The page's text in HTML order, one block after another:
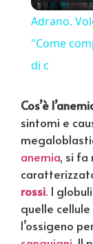
Adrano.
"Come
di c
Cos’è
sintomi e
anemia, si fa
rossi. I
quelle
l’ossigeno